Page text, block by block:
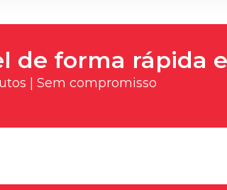
de forma rápida
| Sem compromisso